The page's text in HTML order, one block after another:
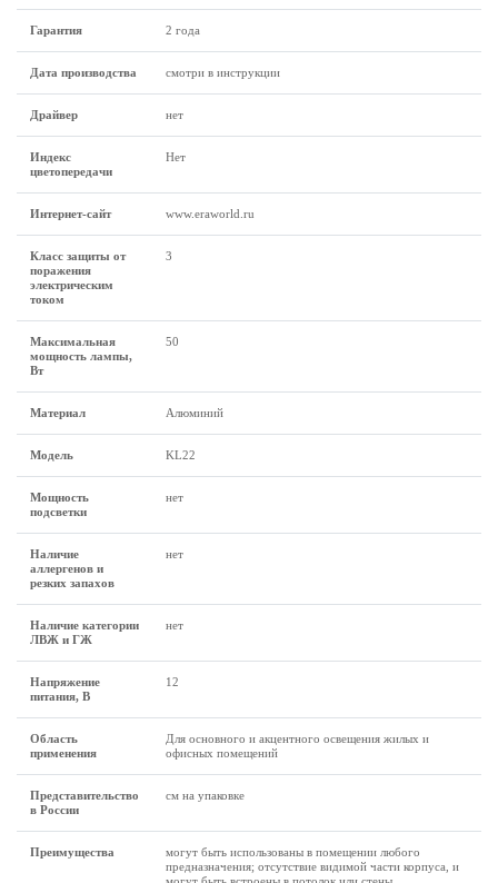
Гарантия 2 года
Дата производства смотри в инструкции
Драйвер нет
Индекс
цветопередачи
Нет
Интернет-сайт www.eraworld.ru
Класс защиты от
поражения
электрическим
током
3
Максимальная
мощность лампы,
Вт
50
Материал Алюминий
Модель KL22
Мощность
подсветки
нет
Наличие
аллергенов и
резких запахов
нет
Наличие категории
ЛВЖ и ГЖ
нет
Напряжение
питания, В
12
Область
применения
Для основного и акцентного освещения жилых и
офисных помещений
Представительство
в России
см на упаковке
Преимущества
могут быть использованы в помещении любого
предназначения; отсутствие видимой части корпуса, и